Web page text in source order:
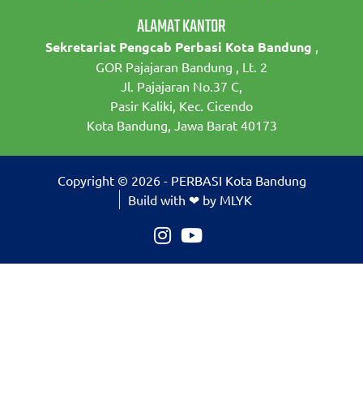
ALAMAT KANTOR
Sekretariat Pengcab Perbasi Kota Bandung ,
GOR Pajajaran Bandung , Lt. 2
Jl. Pajajaran No.37 C,
Pasir Kaliki, Kec. Cicendo
Kota Bandung, Jawa Barat 40173
Copyright © 2026 - PERBASI Kota Bandung
Build with ❤ by MLYK